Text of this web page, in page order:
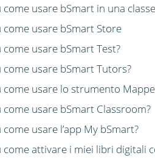
usare bSmart in una
usare bSmart Store
usare bSmart Test?
usare bSmart Tutors?
usare lo strumento
usare bSmart Classroom?
usare l’app My bSmart?
attivare i miei libri digitali